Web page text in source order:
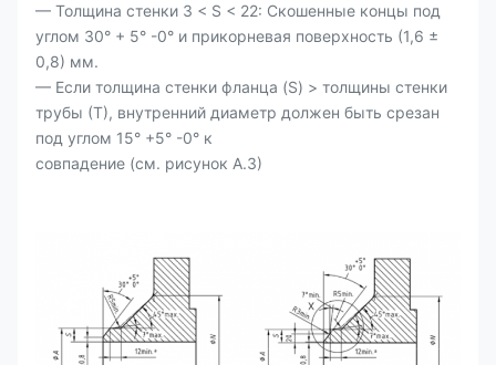
— Толщина стенки 3 < S < 22: Скошенные концы под
углом 30° + 5° -0° и прикорневая поверхность (1,6 ±
0,8) мм.
— Если толщина стенки фланца (S) > толщины стенки
трубы (Т), внутренний диаметр должен быть срезан
под углом 15° +5° -0° к
совпадение (см. рисунок А.3)